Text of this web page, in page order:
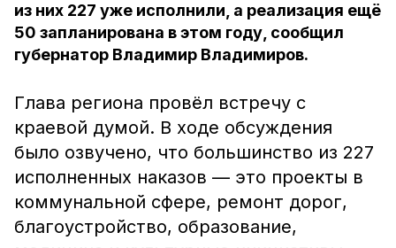
из них 227 уже исполнили, а реализация ещё
50 запланирована в этом году, сообщил
губернатор Владимир Владимиров.
Глава региона провёл встречу с
краевой думой. В ходе обсуждения
было озвучено, что большинство из 227
исполненных наказов — это проекты в
коммунальной сфере, ремонт дорог,
благоустройство, образование,